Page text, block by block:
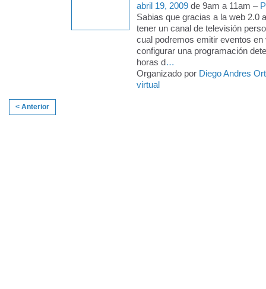
abril 19, 2009 de 9am a 11am –
Sabias que gracias a la web 2.0
tener un canal de televisión
cual podremos emitir eventos
configurar una programación
horas d…
Organizado por Diego Andres
virtual
< Anterior